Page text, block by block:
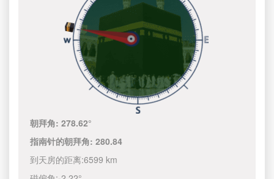
朝拜角:278.62°
指南针的朝拜角:280.84
到天房的距离:6599 km